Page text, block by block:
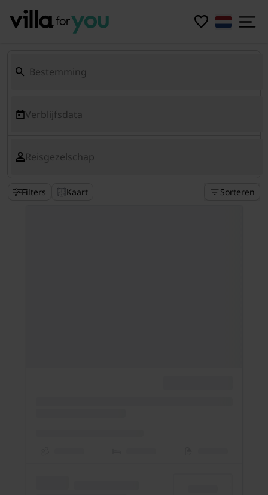
Verblijfsdata
Reisgezelschap
Filters Kaart Sorteren